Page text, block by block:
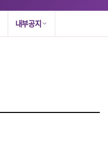
내부공지